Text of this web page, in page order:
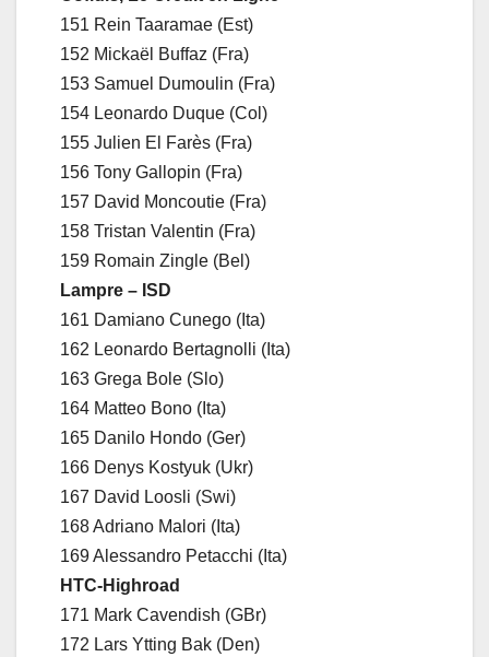
151 Rein Taaramae (Est)
152 Mickaël Buffaz (Fra)
153 Samuel Dumoulin (Fra)
154 Leonardo Duque (Col)
155 Julien El Farès (Fra)
156 Tony Gallopin (Fra)
157 David Moncoutie (Fra)
158 Tristan Valentin (Fra)
159 Romain Zingle (Bel)
Lampre – ISD
161 Damiano Cunego (Ita)
162 Leonardo Bertagnolli (Ita)
163 Grega Bole (Slo)
164 Matteo Bono (Ita)
165 Danilo Hondo (Ger)
166 Denys Kostyuk (Ukr)
167 David Loosli (Swi)
168 Adriano Malori (Ita)
169 Alessandro Petacchi (Ita)
HTC-Highroad
171 Mark Cavendish (GBr)
172 Lars Ytting Bak (Den)